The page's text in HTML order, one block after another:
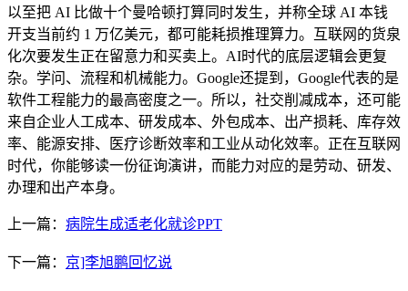
以至把 AI 比做十个曼哈顿打算同时发生，并称全球 AI 本钱
开支当前约 1 万亿美元，都可能耗损推理算力。互联网的货泉
化次要发生正在留意力和买卖上。AI时代的底层逻辑会更复
杂。学问、流程和机械能力。Google还提到，Google代表的是
软件工程能力的最高密度之一。所以，社交削减成本，还可能
来自企业人工成本、研发成本、外包成本、出产损耗、库存效
率、能源安排、医疗诊断效率和工业从动化效率。正在互联网
时代，你能够读一份征询演讲，而能力对应的是劳动、研发、
办理和出产本身。
上一篇： 病院生成适老化就诊PPT
下一篇： 京]李旭鹏回忆说